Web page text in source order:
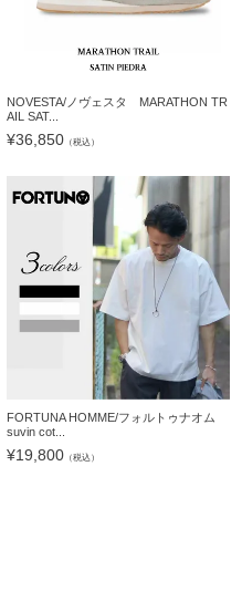
NOVESTA/ノヴェスタ MARATHON TR
AIL SAT...
¥36,850 （税込）
FORTUNA HOMME/フォルトゥナオム
suvin cot...
¥19,800 （税込）